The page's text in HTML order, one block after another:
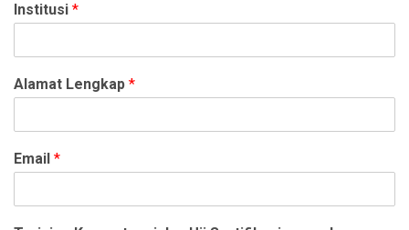
Institusi *
Alamat Lengkap *
Email *